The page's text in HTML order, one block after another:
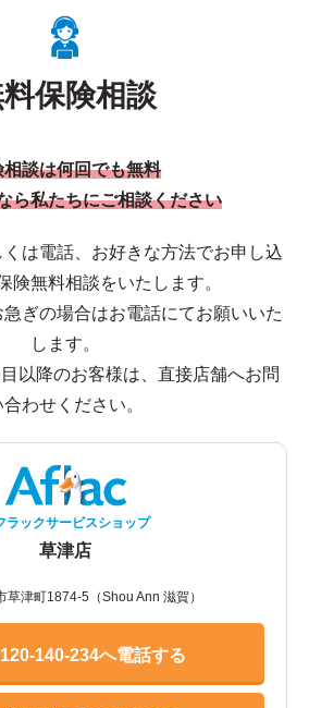
保険相談
相談は何回でも無料
ら私たちにご相談ください
は電話、お好きな方法でお申し込
険無料相談をいたします。
ぎの場合はお電話にてお願いいた
します。
以降のお客様は、直接店舗へお問
合わせください。
ラックサービスショップ
草津店
草津町1874-5（Shou Ann 滋賀）
140-234へ電話する